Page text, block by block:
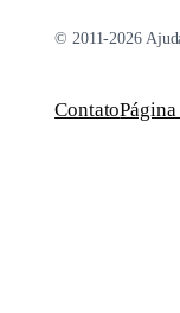
© 2011-2026
Contato